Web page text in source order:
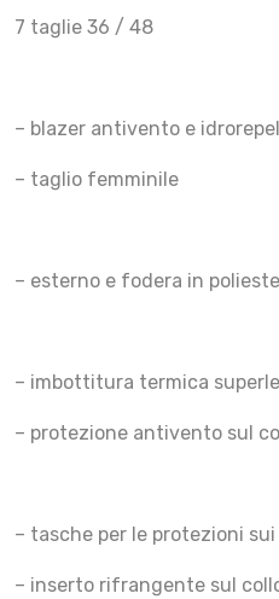
7 taglie 36 / 48
– blazer antivento e
– taglio femminile
– esterno e fodera in
– imbottitura termica
– protezione antivento sul
– tasche per le protezioni
– inserto rifrangente sul